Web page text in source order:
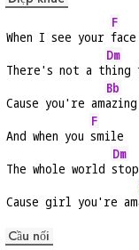
When I see your
F
face
There's not a t
Dm
hing
Cause you're am
Bb
And when you
F
smile
The whole world
Dm
Cause girl you're am
Cầu nối